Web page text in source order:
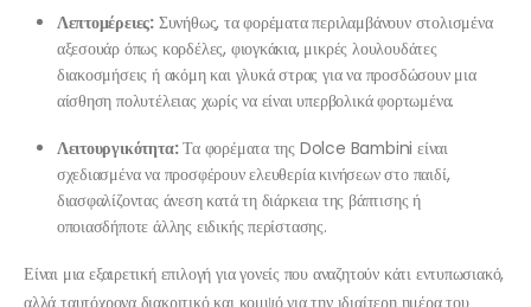
Λεπτομέρειες: Συνήθως, τα φορέματα περιλαμβάνουν στολισμένα
αξεσουάρ όπως κορδέλες, φιογκάκια, μικρές λουλουδάτες
διακοσμήσεις ή ακόμη και γλυκά στρας για να προσδώσουν μια
αίσθηση πολυτέλειας χωρίς να είναι υπερβολικά φορτωμένα.
Λειτουργικότητα:Τα φορέματα της Dolce Bambini είναι
σχεδιασμένα να προσφέρουν ελευθερία κινήσεων στο παιδί,
διασφαλίζοντας άνεση κατά τη διάρκεια της βάπτισης ή
οποιασδήποτε άλλης ειδικής περίστασης.
Είναι μια εξαιρετική επιλογή για γονείς που αναζητούν κάτι εντυπωσιακό,
αλλά ταυτόχρονα διακριτικό και κομψό για την ιδιαίτερη ημέρα του